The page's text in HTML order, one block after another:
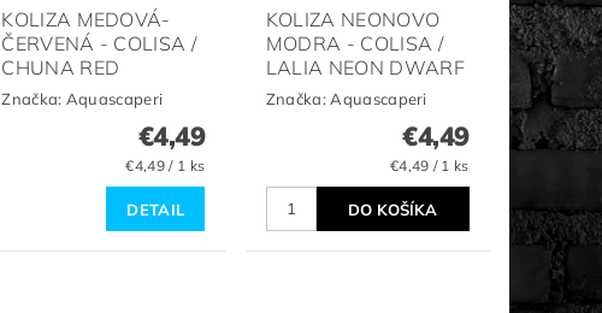
KOLIZA MEDOVÁ-
ČERVENÁ - COLISA /
CHUNA RED
Značka: Aquascaperi
€4,49
€4,49 / 1 ks
DETAIL
KOLIZA NEONOVO
MODRA - COLISA /
LALIA NEON DWARF
Značka: Aquascaperi
€4,49
€4,49 / 1 ks